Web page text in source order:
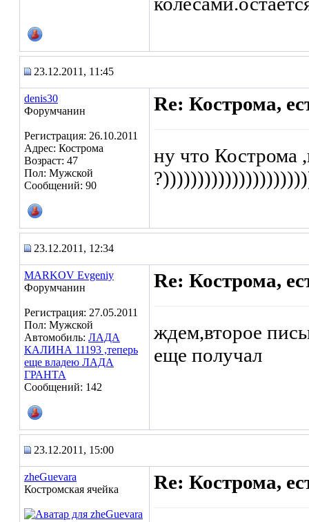
23.12.2011, 11:45
denis30
Форумчанин
Регистрация: 26.10.2011
Адрес: Кострома
Возраст: 47
Пол: Мужской
Сообщений: 90
Re: Кострома,
ну что Кострома
23.12.2011, 12:34
MARKOV Evgeniy
Форумчанин
Регистрация: 27.05.2011
Пол: Мужской
Автомобиль: ЛАДА
КАЛИНА 11193 ,теперь
еще владею ЛАДА
ГРАНТА
Сообщений: 142
Re: Кострома,
ждем,второе
еще получал
23.12.2011, 15:00
zheGuevara
Костромская ячейка
Re: Кострома,